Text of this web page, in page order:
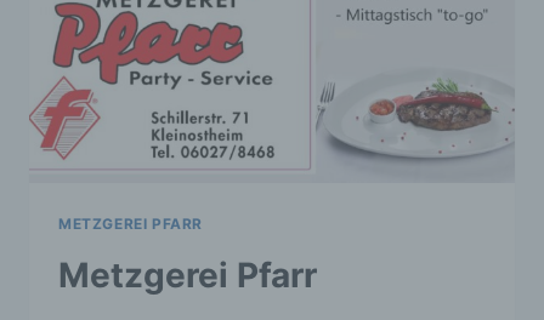
METZGEREI PFARR
Metzgerei Pfarr